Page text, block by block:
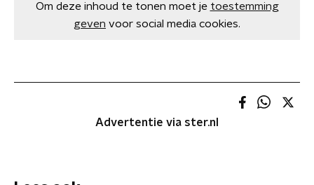
Om deze inhoud te tonen moet je toestemming
geven voor social media cookies.
Advertentie via ster.nl